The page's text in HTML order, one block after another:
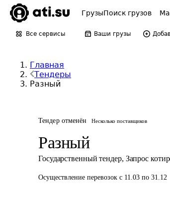
ГрузыПоиск грузов
Все сервисы Ваши грузы
Главная
Тендеры
Разный
Тендер отменён Несколько поставщиков
Разный
Государственный тендер, Запрос
Осуществление перевозок с 11.03 по 31.12